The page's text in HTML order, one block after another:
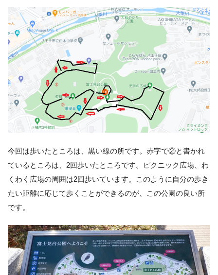
今回は歩いたところは、黒い線の所です。赤字で②と書かれ
ているところは、2回歩いたところです。ピクニック広場、わ
くわく広場の周囲は2回歩いています。このように自分の歩き
たい距離に応じて歩くことができるのが、この公園の良い所
です。